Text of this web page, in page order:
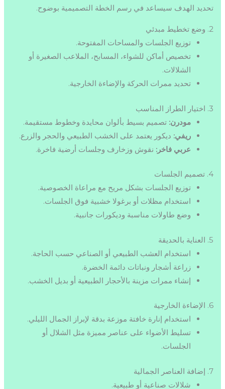
تحديد الهدف سيساعد في رسم الخطة التصميمية بوضوح.
2. وضع تخطيط مبدئي
توزيع الجلسات والمساحات المفتوحة.
تخصيص أماكن للشواء، المسابح، الملاعب الصغيرة أو
الشلالات.
تحديد ممرات الحركة والإضاءة الخارجية.
3. اختيار الطراز المناسب
مودرن: تصميم بسيط بألوان محايدة وخطوط مستقيمة.
ريفي: ديكور يعتمد على الخشب الطبيعي والحجر والزرع.
عربي فاخر: نقوش وزخارف وجلسات أرضية فاخرة.
4. تصميم الجلسات
توزيع الجلسات بشكل مريح مع مراعاة الخصوصية.
استخدام مظلات أو برغولا خشبية فوق الجلسات.
وضع طاولات مناسبة وديكورات جانبية.
5. العناية بالحديقة
استخدام العشب الطبيعي أو الصناعي حسب الحاجة.
زراعة أشجار ونباتات دائمة الخضرة.
إنشاء ممرات مزينة بالأحجار الطبيعية أو بديل الخشب.
6. الإضاءة الخارجية
استخدام إنارة خافتة موزعة بدقة لإبراز الجمال الليلي.
تسليط الأضواء على عناصر مميزة مثل الشلال أو
الجلسات.
7. إضافة العناصر الجمالية
شلالات صناعية أو طبيعية.